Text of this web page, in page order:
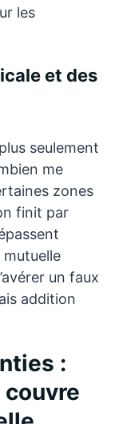
les
et des
seulement
me
zones
finit par
un faux
addition
: